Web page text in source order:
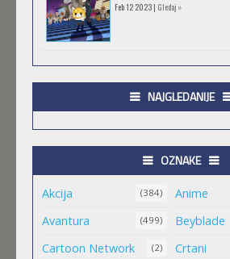
Feb 12 2023 | Gledaj »
.HACK//GIFT
.HACK//LIMINALITY
SOVA I EKIPA
Feb 12 2023 |Gledaj »
NAJGLEDANIJE
OZNAKE
Akcija (384) Anime
Avantura (499) Beyblade
Cartoon Network (2) Crtani